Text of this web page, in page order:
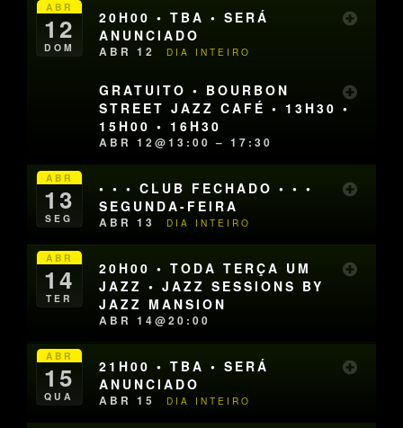
ABR
12
DOM
20H00 • TBA • SERÁ
ANUNCIADO
ABR 12 DIA INTEIRO
GRATUITO • BOURBON
STREET JAZZ CAFÉ • 13H30 •
15H00 • 16H30
ABR 12@13:00 – 17:30
ABR
13
SEG
• • • CLUB FECHADO • • •
SEGUNDA-FEIRA
ABR 13 DIA INTEIRO
ABR
14
TER
20H00 • TODA TERÇA UM
JAZZ • JAZZ SESSIONS BY
JAZZ MANSION
ABR 14@20:00
ABR
15
QUA
21H00 • TBA • SERÁ
ANUNCIADO
ABR 15 DIA INTEIRO